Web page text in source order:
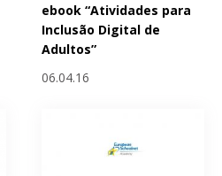
ebook “Atividades para
Inclusão Digital de
Adultos”
06.04.16